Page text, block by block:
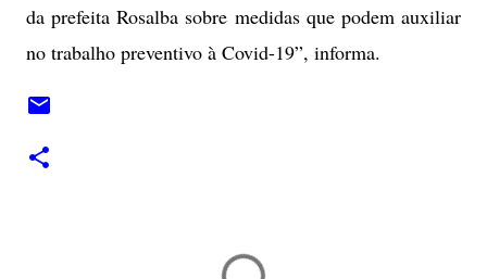
da prefeita Rosalba sobre medidas que podem auxiliar
no trabalho preventivo à Covid-19”, informa.